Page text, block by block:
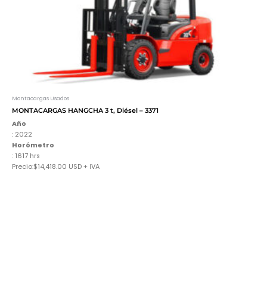
Montacargas Usados
MONTACARGAS HANGCHA 3 t, Diésel – 3371
Año
: 2022
Horómetro
: 1617 hrs
Precio:$14,418.00 USD + IVA